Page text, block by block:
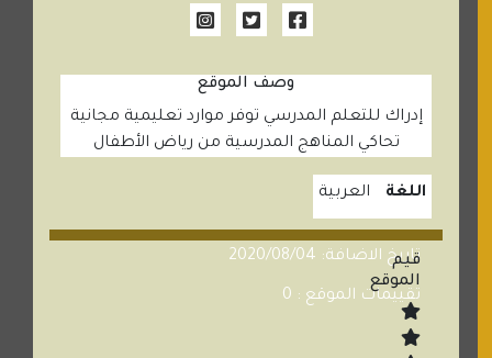
وصف الموقع
إدراك للتعلم المدرسي توفر موارد تعليمية مجانية
تحاكي المناهج المدرسية من رياض الأطفال
اللغة العربية
تاريخ الاضافة: 2020/08/04
تقييمات الموقع : 0
قيم
الموقع